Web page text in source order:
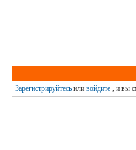
Зарегистрируйтесьили войдите, и вы